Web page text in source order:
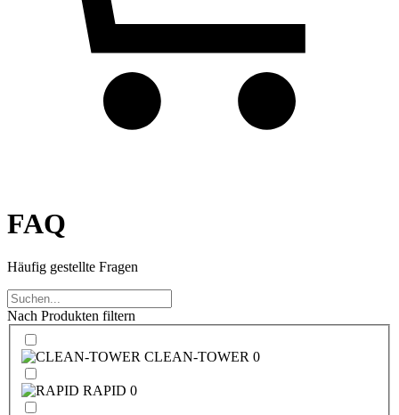
FAQ
Häufig gestellte Fragen
Nach Produkten filtern
CLEAN-TOWER 0
RAPID 0